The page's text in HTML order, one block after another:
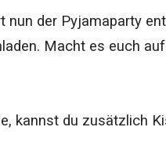
der Pyjamaparty
Macht es euch
kannst du zusätzlich